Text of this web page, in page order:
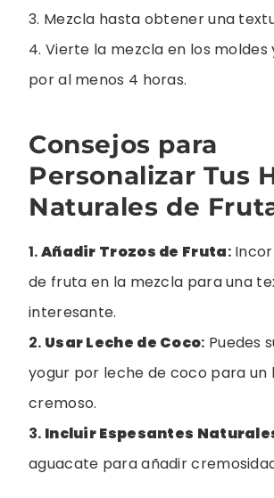
3. Mezcla hasta obtener una
4. Vierte la mezcla en los moldes
por al menos 4 horas.
Consejos para
Personalizar Tus
Naturales de
1.Añadir Trozos de Fruta:
de fruta en la mezcla para una
interesante.
2. Usar Leche de Coco: Puedes
yogur por leche de coco para un
cremoso.
3. Incluir Espesantes
aguacate para añadir